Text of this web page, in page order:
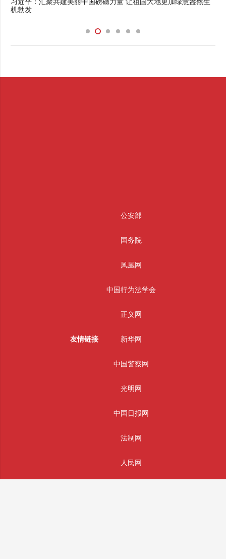
友情链接
公安部
国务院
凤凰网
中国行为法学会
正义网
新华网
中国警察网
光明网
中国日报网
法制网
人民网